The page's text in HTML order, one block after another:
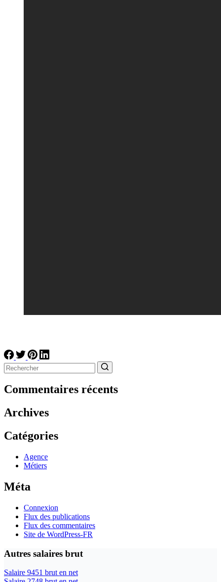
résultat
Commentaires récents
Archives
Catégories
Agence
Métiers
Méta
Connexion
Flux des publications
Flux des commentaires
Site de WordPress-FR
Autres salaires brut
Salaire 9451 brut en net